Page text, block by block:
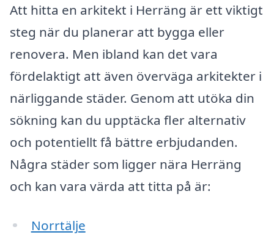
Att hitta en arkitekt i Herräng är ett viktigt
steg när du planerar att bygga eller
renovera. Men ibland kan det vara
fördelaktigt att även överväga arkitekter i
närliggande städer. Genom att utöka din
sökning kan du upptäcka fler alternativ
och potentiellt få bättre erbjudanden.
Några städer som ligger nära Herräng
och kan vara värda att titta på är:
Norrtälje